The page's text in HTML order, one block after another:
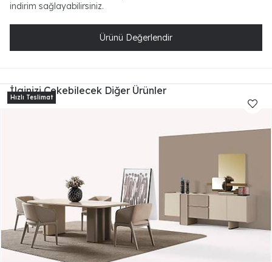
indirim sağlayabilirsiniz.
Ürünü Değerlendir
İlginizi Çekebilecek Diğer Ürünler